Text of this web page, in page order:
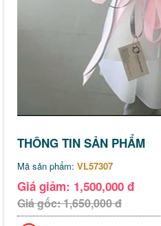
THÔNG TIN SẢN PHẨM
Mã sản phẩm: VL57307
Giá giảm: 1,500,000 đ
Giá gốc: 1,650,000 đ